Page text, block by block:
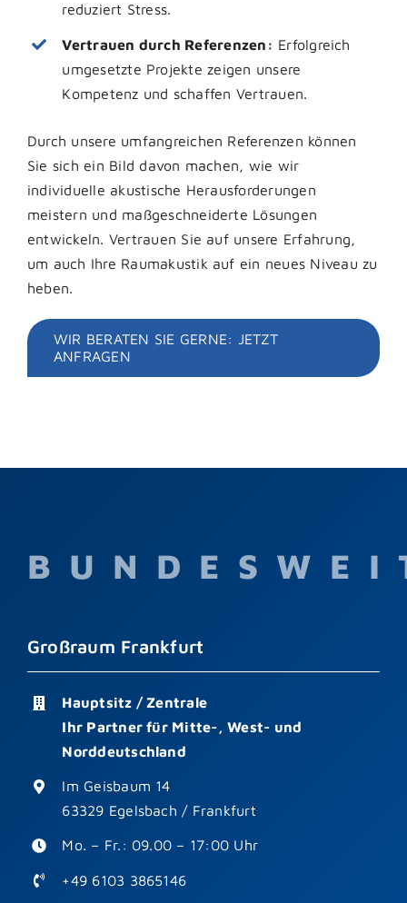
reduziert Stress.
Vertrauen durch Referenzen: Erfolgreich
umgesetzte Projekte zeigen unsere
Kompetenz und schaffen Vertrauen.
Durch unsere umfangreichen Referenzen können
Sie sich ein Bild davon machen, wie wir
individuelle akustische Herausforderungen
meistern und maßgeschneiderte Lösungen
entwickeln. Vertrauen Sie auf unsere Erfahrung,
um auch Ihre Raumakustik auf ein neues Niveau zu
heben.
WIR BERATEN SIE GERNE: JETZT
ANFRAGEN
Großraum Frankfurt
Hauptsitz / Zentrale
Ihr Partner für Mitte-, West- und
Norddeutschland
Im Geisbaum 14
63329 Egelsbach / Frankfurt
Mo. – Fr.: 09.00 – 17:00 Uhr
+49 6103 3865146